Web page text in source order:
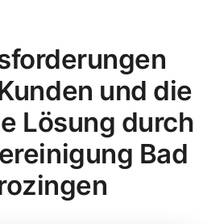
und die
Lösung durch
Bad